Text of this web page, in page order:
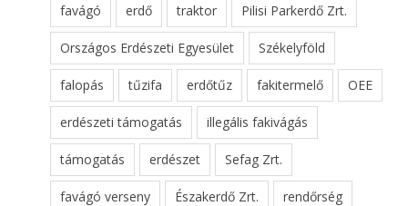
favágó erdő traktor Pilisi Parkerdő Zrt.
Országos Erdészeti Egyesület Székelyföld
falopás tűzifa erdőtűz fakitermelő OEE
erdészeti támogatás illegális fakivágás
támogatás erdészet Sefag Zrt.
favágó verseny Északerdő Zrt. rendőrség